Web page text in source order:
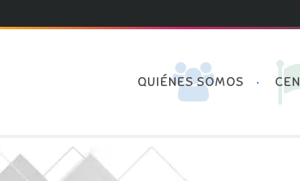
QUIÉNES SOMOS